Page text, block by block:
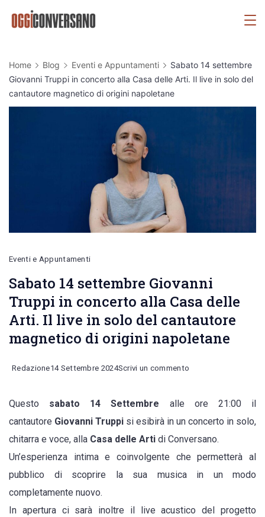
Home Blog Eventi e Appuntamenti
Sabato 14 settembre
Giovanni Truppi in concerto alla Casa delle Arti. Il live in solo del
cantautore magnetico di origini napoletane
Eventi e Appuntamenti
Sabato 14 settembre Giovanni
Truppi in concerto alla Casa delle
Arti. Il live in solo del cantautore
magnetico di origini napoletane
Redazione14 Settembre 2024Scrivi un commento
14
settembre
Giovanni
Truppi
alla
Questo sabato 14 Settembre alle ore 21:00 il
cantautore Giovanni Truppi si esibirà in un concerto in solo,
chitarra e voce, alla Casa delle Arti di Conversano.
Un’esperienza intima e coinvolgente che permetterà al
pubblico di scoprire la sua musica in un modo
completamente nuovo.
In apertura ci sarà inoltre il live acustico del progetto